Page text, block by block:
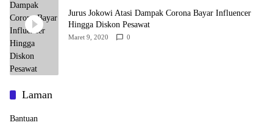
Jurus Jokowi Atasi Dampak Corona Bayar Influencer
Hingga Diskon Pesawat
Maret 9, 2020 0
Laman
Bantuan